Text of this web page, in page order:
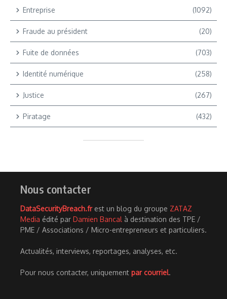
Entreprise (1092)
Fraude au président (20)
Fuite de données (703)
Identité numérique (258)
Justice (267)
Piratage (432)
Nous contacter
DataSecurityBreach.frest un blog du groupe ZATAZ
Media édité par Damien Bancal à destination des TPE /
PME / Associations / Micro-entrepreneurs et particuliers.
Actualités, interviews, reportages, analyses, etc.
Pour nous contacter, uniquement par courriel.